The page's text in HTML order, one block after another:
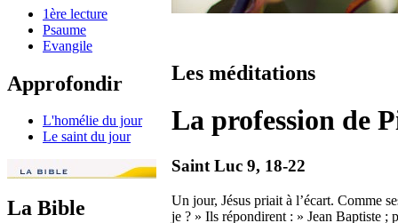
1ère lecture
Psaume
Evangile
Approfondir
L'homélie du jour
Le saint du jour
La Bible
Les méditations
La profession de
Saint Luc 9, 18-22
Un jour, Jésus priait à l’écart. Comme
je ? » Ils répondirent : » Jean Baptiste ;